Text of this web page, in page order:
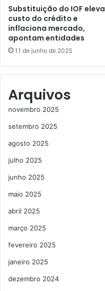
Substituição do IOF eleva
custo do crédito e
inflaciona mercado,
apontam entidades
11 de junho de 2025
Arquivos
novembro 2025
setembro 2025
agosto 2025
julho 2025
junho 2025
maio 2025
abril 2025
março 2025
fevereiro 2025
janeiro 2025
dezembro 2024